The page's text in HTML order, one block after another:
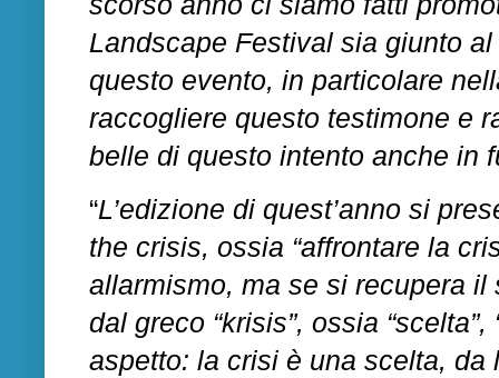
Landscape Festival sia giunto
questo evento, in particolare
raccogliere questo testimone e
belle di questo intento anche in
“L’edizione di quest’anno si
the crisis, ossia “affrontare la
allarmismo, ma se si recupera il
dal greco “krisis”, ossia
aspetto: la crisi è una scelta,